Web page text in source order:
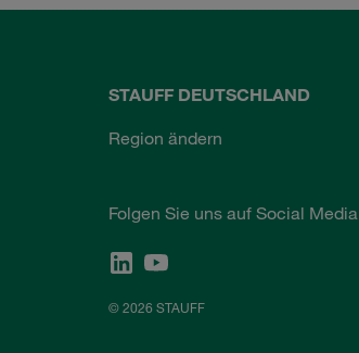
STAUFF DEUTSCHLAND
Region ändern
Folgen Sie uns auf Social Media
© 2026 STAUFF